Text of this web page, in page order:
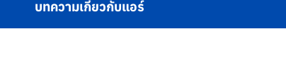
บทความเกี่ยวกับแอร์